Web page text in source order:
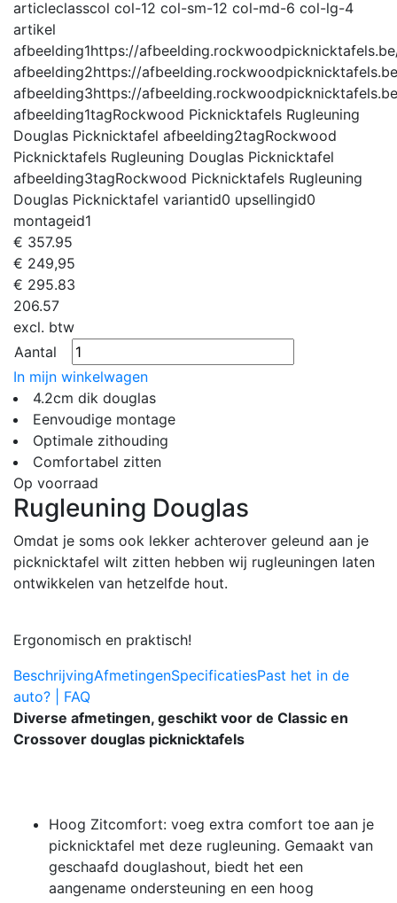
articleclasscol col-12 col-sm-12 col-md-6 col-lg-4
artikel
afbeelding1https://
afbeelding2https://
afbeelding3https://
afbeelding1tagRockwood Picknicktafels Rugleuning
Douglas Picknicktafel afbeelding2tagRockwood
Picknicktafels Rugleuning Douglas Picknicktafel
afbeelding3tagRockwood Picknicktafels Rugleuning
Douglas Picknicktafel variantid0 upsellingid0
montageid1
€ 357.95
€ 249,95
€ 295.83
206.57
excl. btw
Aantal
In mijn winkelwagen
4.2cm dik douglas
Eenvoudige montage
Optimale zithouding
Comfortabel zitten
Op voorraad
Rugleuning Douglas
Omdat je soms ook lekker achterover geleund aan je
picknicktafel wilt zitten hebben wij rugleuningen laten
ontwikkelen van hetzelfde hout.
Ergonomisch en praktisch!
BeschrijvingAfmetingenSpecificatiesPast het in de
auto? | FAQ
Diverse afmetingen, geschikt voor de Classic en
Crossover douglas picknicktafels
Hoog Zitcomfort: voeg extra comfort toe aan je
picknicktafel met deze rugleuning. Gemaakt van
geschaafd douglashout, biedt het een
aangename ondersteuning en een hoog